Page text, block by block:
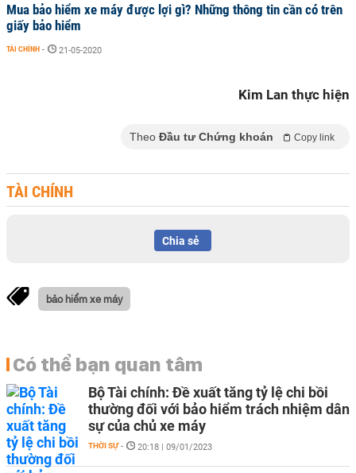
Mua bảo hiểm xe máy được lợi gì? Những thông tin cần có trên
giấy bảo hiểm
TÀI CHÍNH - 21-05-2020
Kim Lan thực hiện
Theo Đầu tư Chứng khoán Copy link
TÀI CHÍNH
Chia sẻ
bảo hiểm xe máy
Có thể bạn quan tâm
Bộ Tài chính: Đề xuất tăng tỷ lệ chi bồi
thường đối với bảo hiểm trách nhiệm dân
sự của chủ xe máy
THỜI SỰ - 20:18 | 09/01/2023